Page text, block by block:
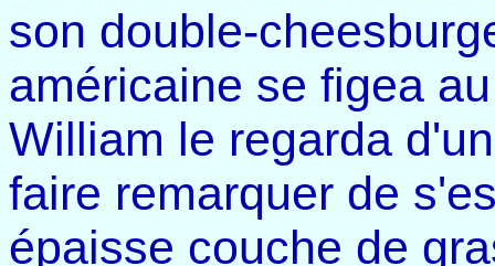
son double-
américaine se figea
William le regarda
faire remarquer de
épaisse couche de